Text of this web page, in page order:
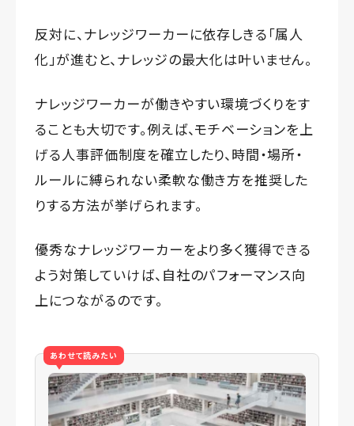
反対に、ナレッジワーカーに依存しきる「属人
化」が進むと、ナレッジの最大化は叶いません。
ナレッジワーカーが働きやすい環境づくりをす
ることも大切です。例えば、モチベーションを上
げる人事評価制度を確立したり、時間・場所・
ルールに縛られない柔軟な働き方を推奨した
りする方法が挙げられます。
優秀なナレッジワーカーをより多く獲得できる
よう対策していけば、自社のパフォーマンス向
上につながるのです。
あわせて読みたい